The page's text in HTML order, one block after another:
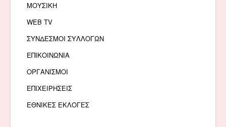
ΜΟΥΣΙΚΗ
WEB TV
ΣΥΝΔΕΣΜΟΙ ΣΥΛΛΟΓΩΝ
ΕΠΙΚΟΙΝΩΝΙΑ
ΟΡΓΑΝΙΣΜΟΙ
ΕΠΙΧΕΙΡΗΣΕΙΣ
ΕΘΝΙΚΕΣ ΕΚΛΟΓΕΣ